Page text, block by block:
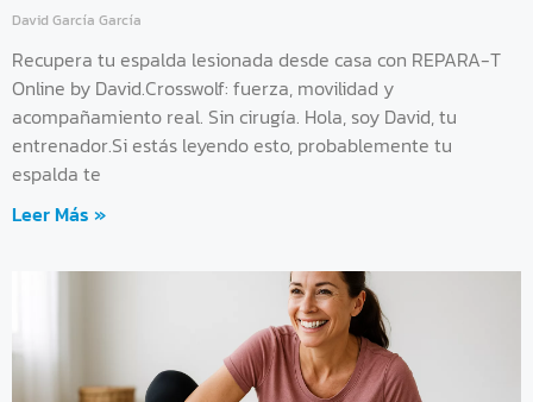
David García García
Recupera tu espalda lesionada desde casa con REPARA-T
Online by David.Crosswolf: fuerza, movilidad y
acompañamiento real. Sin cirugía. Hola, soy David, tu
entrenador.Si estás leyendo esto, probablemente tu
espalda te
Leer Más »